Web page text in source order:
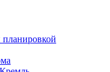
планировкой